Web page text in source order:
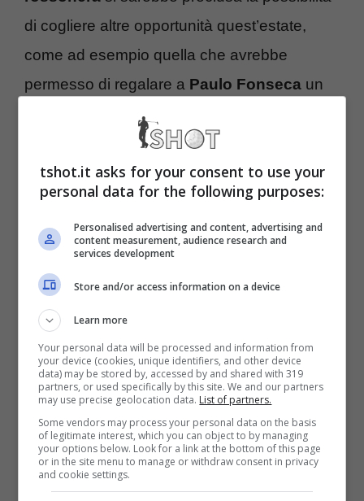
di cogliere altre opportunità quest’estate,
come ad esempio quella che avrebbe
permesso di regalare a Paulo Fonseca un
secondo attaccante
La cosa che più fa imbestialire i tifosi del
Milan
è che il giocatore interessava alla
dirigenza già da un anno, quindi perché non
provare a portarlo in rossonero quest’estate?
Una domanda alla quale difficilmente
corrisponderà una risposta, anche perché
oramai non c’è davvero più nulla da fare, con
attaccanteche sarebbe addirittura in
procinto di firmare per la suanuova squadra
in questocalciomercato.
tshot.it asks for your consent to use your
personal data for the following purposes:
Personalised advertising and content, advertising and
content measurement, audience research and
services development
Store and/or access information on a device
Learn more
Your personal data will be processed and information from
your device (cookies, unique identifiers, and other device
data) may be stored by, accessed by and shared with 319
partners, or used specifically by this site. We and our partners
may use precise geolocation data. List of partners.
Some vendors may process your personal data on the basis
of legitimate interest, which you can object to by managing
your options below. Look for a link at the bottom of this page
or in the site menu to manage or withdraw consent in privacy
and cookie settings.